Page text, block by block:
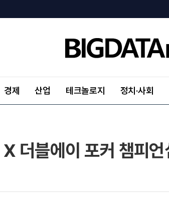
경제 산업 테크놀로지 정치·사회
더블에이 포커 챔피언